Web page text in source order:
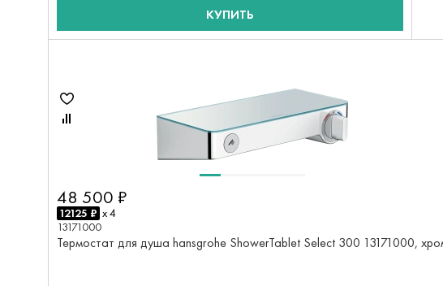
КУПИТЬ
48 500 ₽
12125 ₽ x 4
13171000
Термостат для душа hansgrohe ShowerTablet Select 300 13171000,